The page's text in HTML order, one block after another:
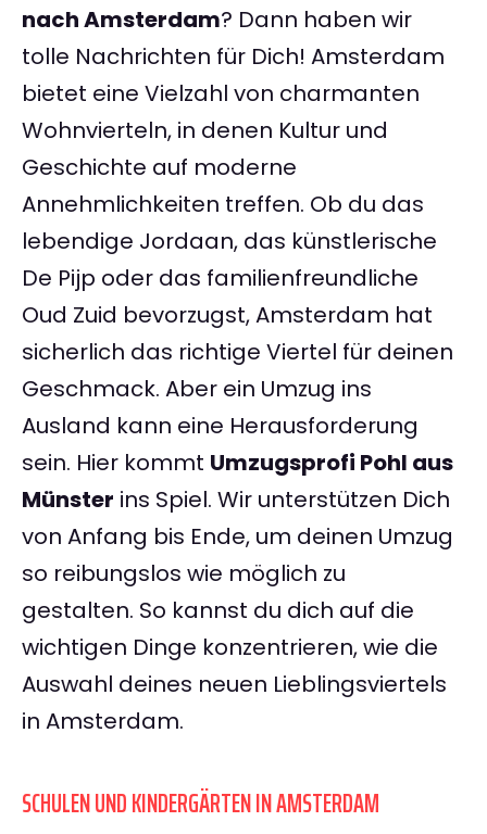
nach Amsterdam? Dann haben wir
tolle Nachrichten für Dich! Amsterdam
bietet eine Vielzahl von charmanten
Wohnvierteln, in denen Kultur und
Geschichte auf moderne
Annehmlichkeiten treffen. Ob du das
lebendige Jordaan, das künstlerische
De Pijp oder das familienfreundliche
Oud Zuid bevorzugst, Amsterdam hat
sicherlich das richtige Viertel für deinen
Geschmack. Aber ein Umzug ins
Ausland kann eine Herausforderung
sein. Hier kommt Umzugsprofi Pohl aus
Münster ins Spiel. Wir unterstützen Dich
von Anfang bis Ende, um deinen Umzug
so reibungslos wie möglich zu
gestalten. So kannst du dich auf die
wichtigen Dinge konzentrieren, wie die
Auswahl deines neuen Lieblingsviertels
in Amsterdam.
SCHULEN UND KINDERGÄRTEN IN AMSTERDAM